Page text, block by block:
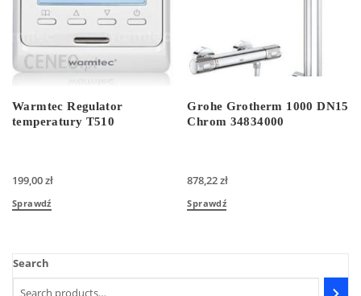
Warmtec Regulator
temperatury T510
199,00zł
Sprawdź
Grohe Grotherm 1000 DN15
Chrom 34834000
878,22zł
Sprawdź
Search